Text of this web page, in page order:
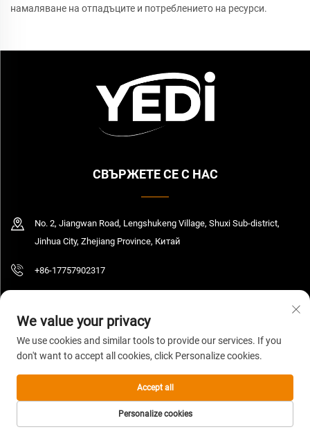
намаляване на отпадъците и потреблението на ресурси.
СВЪРЖЕТЕ СЕ С НАС
No. 2, Jiangwan Road, Lengshukeng Village, Shuxi Sub-district,
Jinhua City, Zhejiang Province, Китай
+86-17757902317
© 2026 Zhejiang Yedi Industry And Trade Co., Ltd. Всички права запазени.
Политика за поверителност
НАЧАЛНА
We value your privacy
We use cookies and similar tools to provide our services. If you
don't want to accept all cookies, click Personalize cookies.
Personalize cookies
Accept all